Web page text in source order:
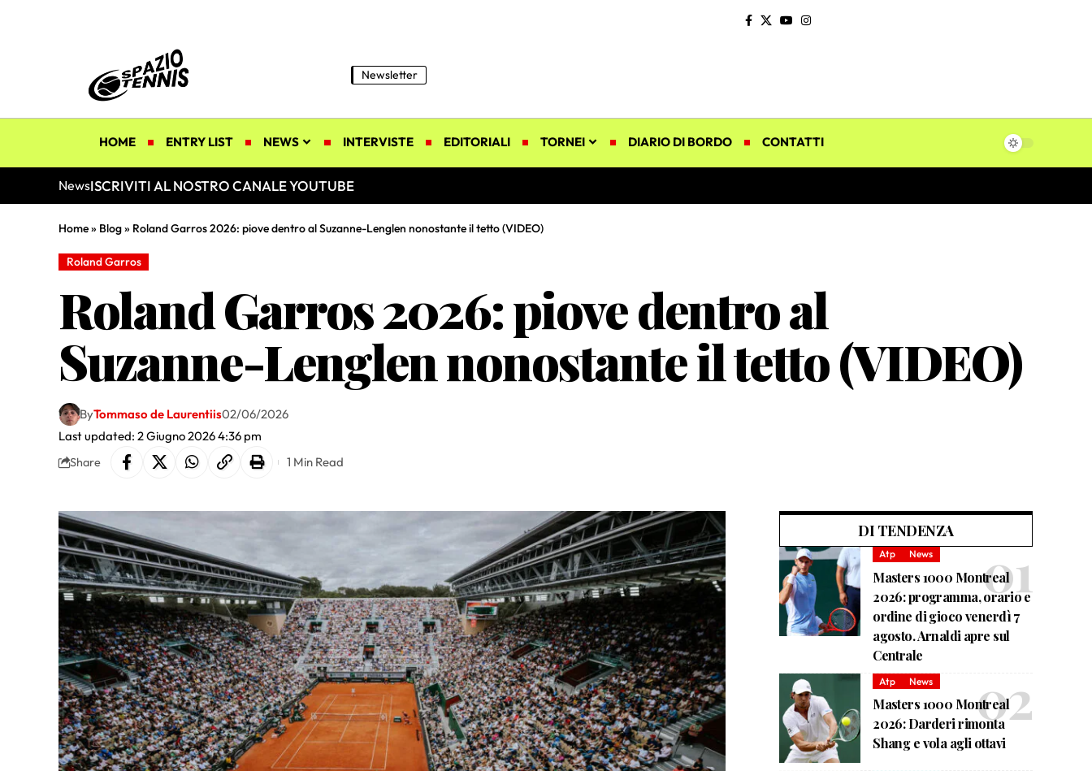
Newsletter
HOME ENTRY LIST NEWS INTERVISTE EDITORIALI TORNEI DIARIO DI BORDO CONTATTI
NewsISCRIVITI AL NOSTRO CANALE YOUTUBE
Home» Blog» Roland Garros 2026: piove dentro al Suzanne-Lenglen nonostante il tetto (VIDEO)
Roland Garros
Roland Garros 2026: piove dentro al
Suzanne-Lenglen nonostante il tetto (VIDEO)
Last updated: 2 Giugno 2026 4:36 pm
ByTommaso de Laurentiis02/06/2026
Share 1 Min Read
DI TENDENZA
Atp News
Masters 1000 Montreal
2026: programma, orario e
ordine di gioco venerdì 7
agosto. Arnaldi apre sul
Centrale
Atp News
Masters 1000 Montreal
2026: Darderi rimonta
Shang e vola agli ottavi